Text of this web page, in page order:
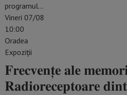
programul…
Vineri 07/08
10:00
Oradea
Expoziții
𝐅𝐫𝐞𝐜𝐯𝐞𝐧𝐭̦𝐞 𝐚𝐥𝐞
𝐑𝐚𝐝𝐢𝐨𝐫𝐞𝐜𝐞𝐩𝐭𝐨𝐚𝐫𝐞